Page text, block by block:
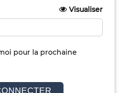
Visualiser
pour la prochaine